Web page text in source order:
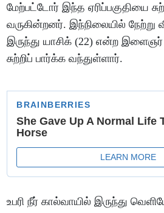
மேற்பட்டோர் இந்த ஏரிப்பகுதியை
வருகின்றனர். இந்நிலையில் நேற்று
இருந்து யாசிக் (22) என்ற
சுற்றிப் பார்க்க வந்துள்ளார்.
உபரி நீர் கால்வாயில் இருந்து